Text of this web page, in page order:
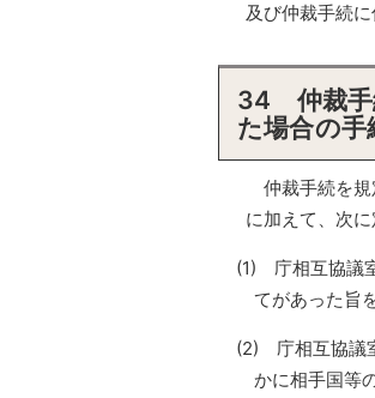
及び仲裁手続に
34 仲裁手
た場合の手
仲裁手続を
に加えて、次に
(1) 庁相互協議
てがあった旨
(2) 庁相互協議
かに相手国等